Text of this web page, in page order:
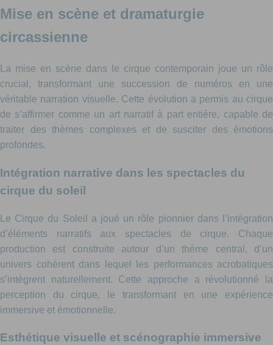
Mise en scène et dramaturgie
circassienne
La mise en scène dans le cirque contemporain joue un rôle
crucial, transformant une succession de numéros en une
véritable narration visuelle. Cette évolution a permis au cirque
de s’affirmer comme un art narratif à part entière, capable de
traiter des thèmes complexes et de susciter des émotions
profondes.
Intégration narrative dans les spectacles du
cirque du soleil
Le Cirque du Soleil a joué un rôle pionnier dans l’intégration
d’éléments narratifs aux spectacles de cirque. Chaque
production est construite autour d’un thème central, d’un
univers cohérent dans lequel les performances acrobatiques
s’intègrent naturellement. Cette approche a révolutionné la
perception du cirque, le transformant en une expérience
immersive et émotionnelle.
Esthétique visuelle et scénographie immersive